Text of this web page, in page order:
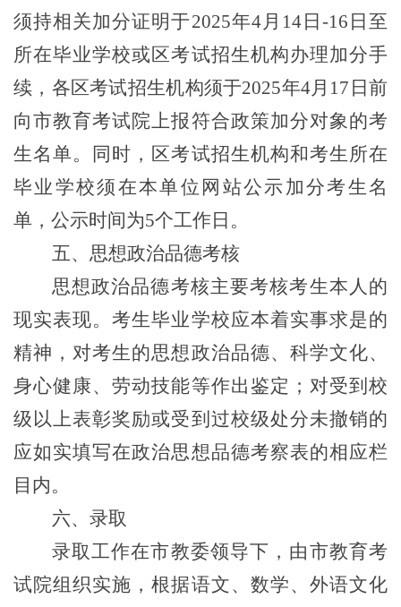
须持相关加分证明于2025年4月 14日-16 日至
所在毕业学校或区考试招生机构办理加分手
续，各区考试招生机构须于2025年4月 17 日前
向市教育考试院上报符合政策加分对象的考
生名单。同时，区考试招生机构和考生所在
毕业学校须在本单位网站公示加分考生名
单，公示时间为5个工作日。
五、思想政治品德考核
思想政治品德考核主要考核考生本人的
现实表现。考生毕业学校应本着实事求是的
精神，对考生的思想政治品德、科学文化、
身心健康、劳动技能等作出鉴定；对受到校
级以上表彰奖励或受到过校级处分未撤销的
应如实填写在政治思想品德考察表的相应栏
目内。
六、录取
录取工作在市教委领导下，由市教育考
试院组织实施，根据语文、数学、外语文化